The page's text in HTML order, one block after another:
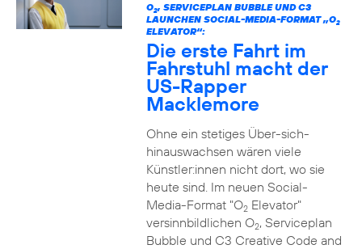
O2, SERVICEPLAN BUBBLE UND C3
LAUNCHEN SOCIAL-MEDIA-FORMAT „O2
ELEVATOR“:
Die erste Fahrt im
Fahrstuhl macht der
US-Rapper
Macklemore
Ohne ein stetiges Über-sich-
hinauswachsen wären viele
Künstler:innen nicht dort, wo sie
heute sind. Im neuen Social-
Media-Format "O2Elevator"
versinnbildlichen O2, Serviceplan
Bubble und C3 Creative Code and